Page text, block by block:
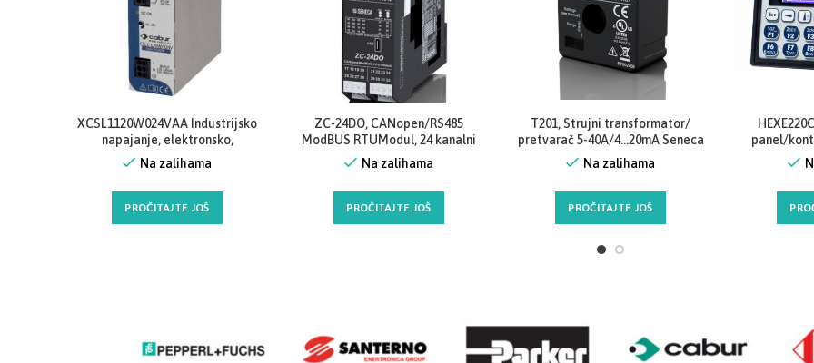
Close
XCSL1120W024VAA Industrijsko
napajanje, elektronsko,
prekidačko, montaža na DIN šinu,
monofazni ulaz 230VAC, izlaz
24Vdc, 120W, 5A, Cabur
Na zalihama
PROČITAJTE JOŠ
Close
ZC-24DO, CANopen/RS485
ModBUS RTUModul, 24 kanalni
digitalni izlazni modul, Seneca
Na zalihama
PROČITAJTE JOŠ
Close
T201, Strujni transformator/
pretvarač 5-40A/4…20mA Seneca
Na zalihama
PROČITAJTE JOŠ
panel/